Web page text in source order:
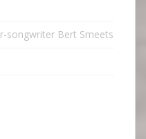
songwriter Bert Smeets